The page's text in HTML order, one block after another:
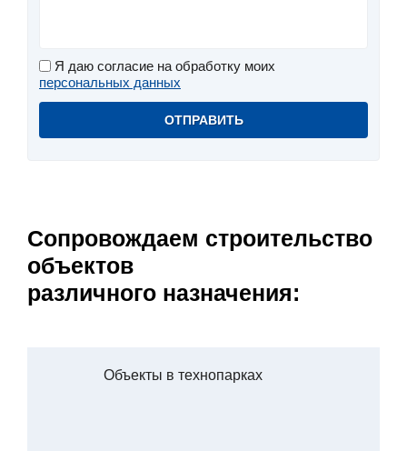
Я даю согласие на обработку моих
персональных данных
Сопровождаем строительство
объектов
различного назначения:
Объекты в технопарках